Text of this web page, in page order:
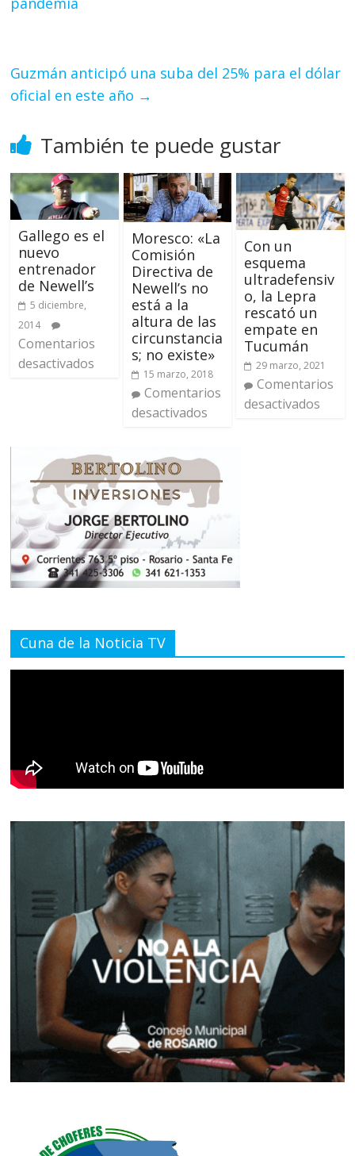
Guzmán anticipó una suba del 25% para el dólar
oficial en este año →
También te puede gustar
Gallego es el
nuevo
entrenador
de Newell’s
5 diciembre,
2014
Comentarios
desactivados
Moresco: «La
Comisión
Directiva de
Newell’s no
está a la
altura de las
circunstancia
s; no existe»
15 marzo, 2018
Comentarios
desactivados
Con un
esquema
ultradefensiv
o, la Lepra
rescató un
empate en
Tucumán
29 marzo, 2021
Comentarios
desactivados
Cuna de la Noticia TV